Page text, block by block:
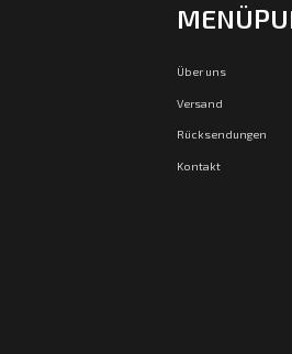
Über uns
Versand
Rücksendungen
Kontakt